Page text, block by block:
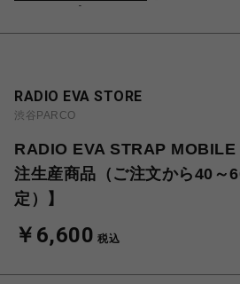
-
RADIO EVA STORE
渋谷PARCO
RADIO EVA STRAP
注生産商品（ご注文から40～
定）】
￥6,600 税込